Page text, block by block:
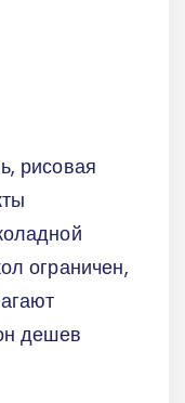
рисовая
ограничен,
дешев